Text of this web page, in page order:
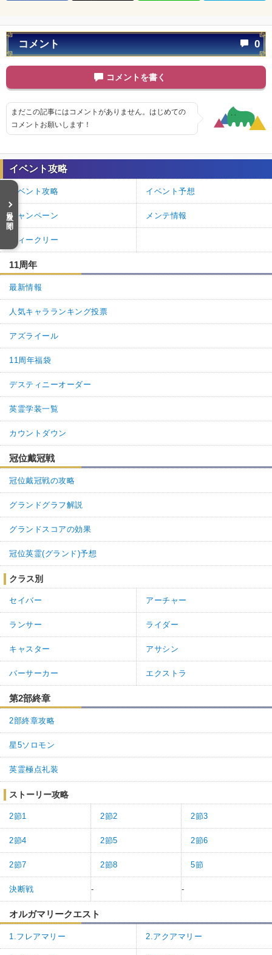
コメント 0
コメントを書く
まだこの記事にはコメントがありません。はじめての
コメントお願いします！
目次を開く
イベント攻略
イベント攻略 イベント予想
キャンペーン メンテ情報
ウィークリー
11周年
最新情報
人気キャラランキング投票
アズライール
11周年福袋
デスティニーオーダー
英霊学装一覧
カウントダウン
冠位戴冠戦
冠位戴冠戦の攻略
グランドグラフ解説
グランドスコアの効果
冠位英霊(グランド)予想
クラス別
セイバー アーチャー
ランサー ライダー
キャスター アサシン
バーサーカー エクストラ
第2部終章
2部終章攻略
星5ソロモン
英霊極点礼装
ストーリー攻略
2節1 2節2 2節3
2節4 2節5 2節6
2節7 2節8 5節
決断戦 - -
オルガマリークエスト
1.フレアマリー 2.アクアマリー